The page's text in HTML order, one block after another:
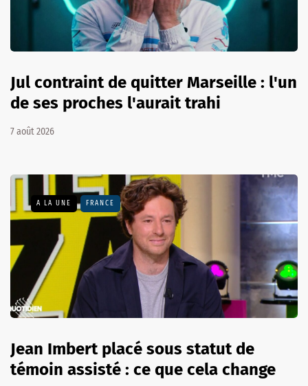
Jul contraint de quitter Marseille : l'un
de ses proches l'aurait trahi
7 août 2026
A LA UNE FRANCE
Jean Imbert placé sous statut de
témoin assisté : ce que cela change